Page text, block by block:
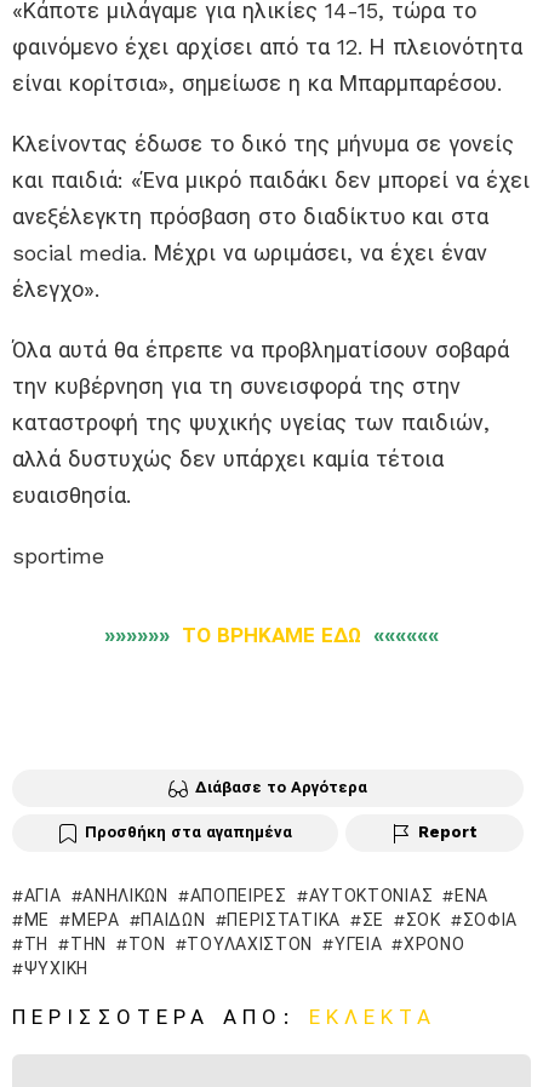
«Κάποτε μιλάγαμε για ηλικίες 14-15, τώρα το
φαινόμενο έχει αρχίσει από τα 12. Η πλειονότητα
είναι κορίτσια», σημείωσε η κα Μπαρμπαρέσου.
Κλείνοντας έδωσε το δικό της μήνυμα σε γονείς
και παιδιά: «Ένα μικρό παιδάκι δεν μπορεί να έχει
ανεξέλεγκτη πρόσβαση στο διαδίκτυο και στα
social media. Μέχρι να ωριμάσει, να έχει έναν
έλεγχο».
Όλα αυτά θα έπρεπε να προβληματίσουν σοβαρά
την κυβέρνηση για τη συνεισφορά της στην
καταστροφή της ψυχικής υγείας των παιδιών,
αλλά δυστυχώς δεν υπάρχει καμία τέτοια
ευαισθησία.
sportime
»»»»»» ΤΟ ΒΡΗΚΑΜΕ ΕΔΩ ««««««
Διάβασε το Αργότερα
Προσθήκη στα αγαπημένα Report
ΑΓΙΆ ΑΝΗΛΊΚΩΝ ΑΠΌΠΕΙΡΕΣ ΑΥΤΟΚΤΟΝΊΑΣ
ΈΝΑ
ΜΕ
ΜΈΡΑ ΠΑΊΔΩΝ ΠΕΡΙΣΤΑΤΙΚΆ ΣΕ ΣΟΚ
ΣΟΦΊΑ
ΤΗ
ΤΗΝ ΤΟΝ ΤΟΥΛΆΧΙΣΤΟΝ ΥΓΕΊΑ
ΧΡΌΝΟ
ΨΥΧΙΚΉ
ΠΕΡΙΣΣΌΤΕΡΑ ΑΠΌ: ΕΚΛΕΚΤΆ